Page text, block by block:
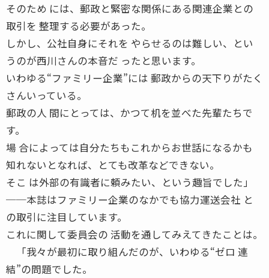
そのため には、郵政と緊密な関係にある関連企業との
取引を 整理する必要があった。
しかし、公社自身にそれを やらせるのは難しい、とい
うのが西川さんの本音だ ったと思います。
いわゆる“ファミリー企業”には 郵政からの天下りがたく
さんいっている。
郵政の人 間にとっては、かつて机を並べた先輩たちで
す。
場 合によっては自分たちもこれからお世話になるかも
知れないとなれば、とても改革などできない。
そこ は外部の有識者に頼みたい、という趣旨でした」
──本誌はファミリー企業のなかでも協力運送会社 と
の取引に注目しています。
これに関して委員会の 活動を通してみえてきたことは。
「我々が最初に取り組んだのが、いわゆる“ゼロ 連
結”の問題でした。